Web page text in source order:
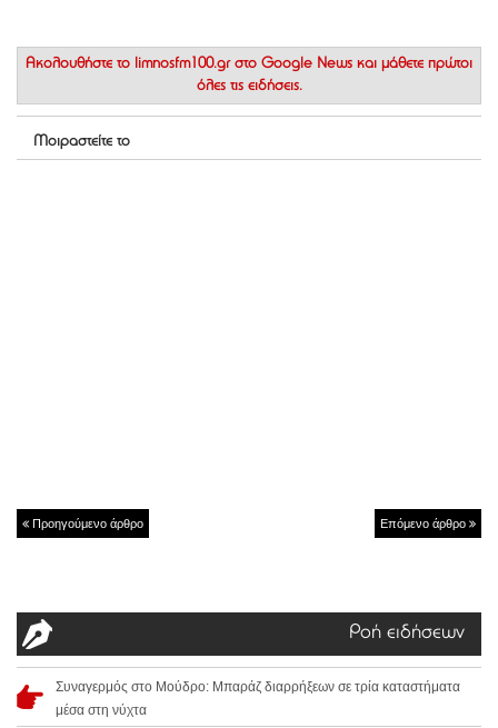
Ακολουθήστε το limnosfm100.gr στο Google News και μάθετε πρώτοι
όλες τις ειδήσεις.
Μοιραστείτε το
Προηγούμενο άρθρο Επόμενο άρθρο
Ροή ειδήσεων
Συναγερμός στο Μούδρο: Μπαράζ διαρρήξεων σε τρία καταστήματα
μέσα στη νύχτα